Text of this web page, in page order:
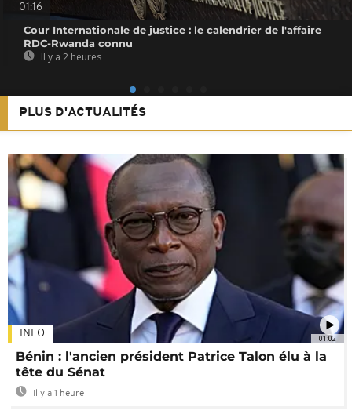
01:16
Cour Internationale de justice : le calendrier de l'affaire
RDC-Rwanda connu
Il y a 2 heures
PLUS D'ACTUALITÉS
01:02
INFO
Bénin : l'ancien président Patrice Talon élu à la
tête du Sénat
Il y a 1 heure